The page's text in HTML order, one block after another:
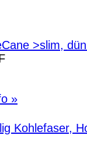
>slim,
»
Kohlefaser,